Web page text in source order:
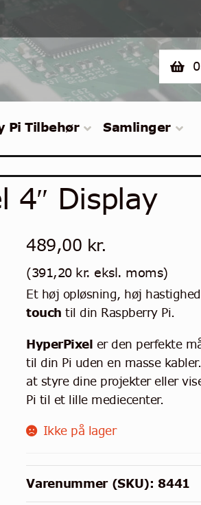
Pi Tilbehør Samlinger
4″ Display
489,00 kr.
(391,20 kr. eksl. moms)
Et høj opløsning, høj hastighed
touch til din Raspberry Pi.
HyperPixel er den perfekte
til din Pi uden en masse
at styre dine projekter eller
Pi til et lille mediecenter.
Ikke på lager
Varenummer (SKU):8441